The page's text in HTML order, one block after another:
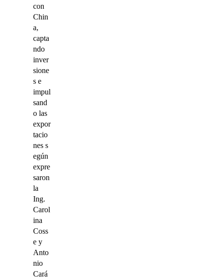
con
Chin
a,
capta
ndo
inver
sione
s e
impul
sand
o las
expor
tacio
nes s
egún
expre
saron
la
Ing.
Carol
ina
Coss
e y
Anto
nio
Cará